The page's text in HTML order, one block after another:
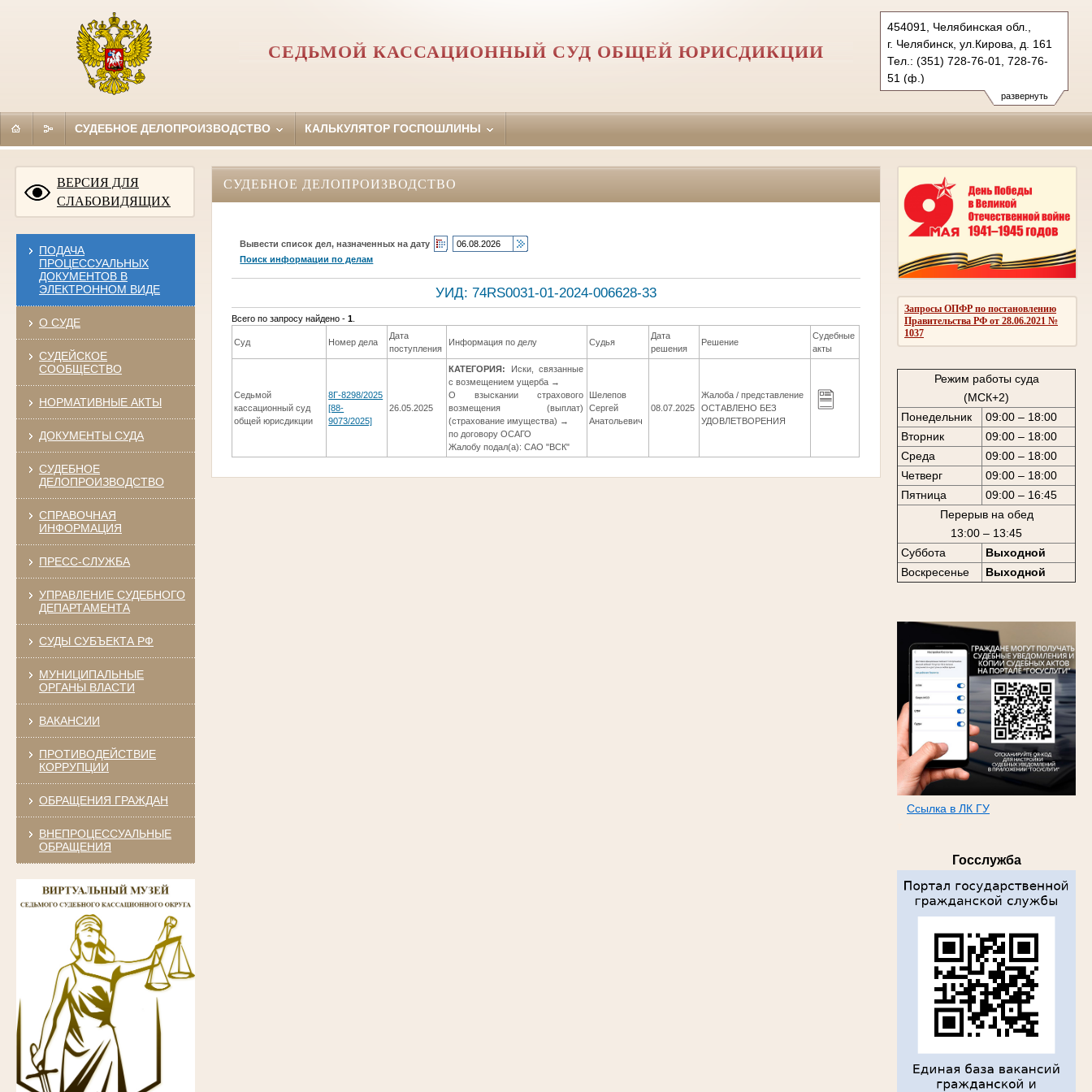
развернуть
454091, Челябинская обл.,
г. Челябинск, ул.Кирова, д. 161
Тел.: (351) 728-76-01, 728-76-
51 (ф.)
СЕДЬМОЙ КАССАЦИОННЫЙ СУД ОБЩЕЙ ЮРИСДИКЦИИ
СУДЕБНОЕ ДЕЛОПРОИЗВОДСТВО КАЛЬКУЛЯТОР ГОСПОШЛИНЫ
ВЕРСИЯ ДЛЯ
СЛАБОВИДЯЩИХ
ПОДАЧА
ПРОЦЕССУАЛЬНЫХ
ДОКУМЕНТОВ В
ЭЛЕКТРОННОМ ВИДЕ
О СУДЕ
СУДЕЙСКОЕ
СООБЩЕСТВО
НОРМАТИВНЫЕ АКТЫ
ДОКУМЕНТЫ СУДА
СУДЕБНОЕ
ДЕЛОПРОИЗВОДСТВО
СПРАВОЧНАЯ
ИНФОРМАЦИЯ
ПРЕСС-СЛУЖБА
УПРАВЛЕНИЕ СУДЕБНОГО
ДЕПАРТАМЕНТА
СУДЫ СУБЪЕКТА РФ
МУНИЦИПАЛЬНЫЕ
ОРГАНЫ ВЛАСТИ
ВАКАНСИИ
ПРОТИВОДЕЙСТВИЕ
КОРРУПЦИИ
ОБРАЩЕНИЯ ГРАЖДАН
ВНЕПРОЦЕССУАЛЬНЫЕ
ОБРАЩЕНИЯ
Запросы ОПФР по постановлению
Правительства РФ от 28.06.2021 №
1037
Режим работы суда
(МСК+2)
Понедельник
09:00 – 18:00
Вторник
09:00 – 18:00
Среда
09:00 – 18:00
Четверг
09:00 – 18:00
Пятница
09:00 – 16:45
Перерыв на обед
13:00 – 13:45
Суббота
Выходной
Воскресенье
Выходной
Ссылка в ЛК ГУ
Госслужба
СУДЕБНОЕ ДЕЛОПРОИЗВОДСТВО
Вывести список дел, назначенных на дату
Поиск информации по делам
УИД: 74RS0031-01-2024-006628-33
Всего по запросу найдено -1
Суд Номер дела
Дата
поступления
Информация по делу Судья
Дата
решения
Решение
Судебные
акты
Седьмой
кассационный суд
общей юрисдикции
8Г-8298/2025
[88-
9073/2025]
26.05.2025
КАТЕГОРИЯ: Иски, связанные
с возмещением ущерба →
О взыскании страхового
возмещения (выплат)
(страхование имущества) →
по договору ОСАГО
Жалобу подал(а): САО "ВСК"
Шелепов
Сергей
Анатольевич
08.07.2025
Жалоба / представление
ОСТАВЛЕНО БЕЗ
УДОВЛЕТВОРЕНИЯ